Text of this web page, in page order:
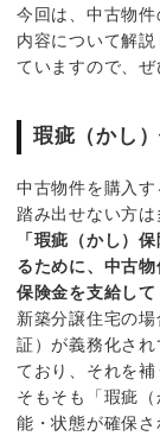
今回は、中古物
内容について解
ていますので、
瑕疵（かし
中古物件を購入
踏み出せない方は
「瑕疵（かし）
るために、中古
保険金を支給して
新築分譲住宅の
証）が義務化さ
ており、それを補
そもそも「瑕疵
能・状態が確保さ